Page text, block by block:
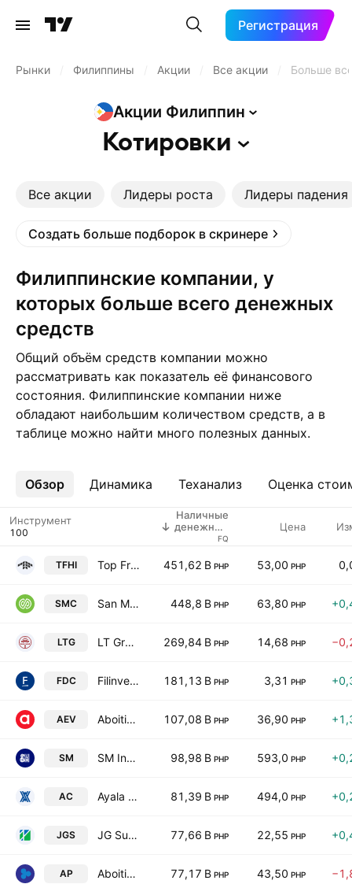
Регистрация
Рынки Филиппины Акции Все акции Больше
Акции Филиппин
Котировки
Все акции Лидеры роста Лидеры падения
Создать больше подборок в скринере
Филиппинские компании, у
которых больше всего денежных
средств
Общий объём средств компании можно
рассматривать как показатель её финансового
состояния. Филиппинские компании ниже
обладают наибольшим количеством средств, а в
таблице можно найти много полезных данных.
Обзор Динамика Теханализ Оценка
Ещё
Инструмент
Наличные
денежные
средства
FQ
Цена
TFHI Top Frontier Investment Holdings, Inc. 451,62 B PHP 53,00 PHP
SMC San Miguel Corporation 448,8 B PHP 63,80 PHP
LTG LT Group, Inc. 269,84 B PHP 14,68 PHP
FDC Filinvest Development Corporation 181,13 B PHP 3,31 PHP
AEV Aboitiz Equity Ventures Inc. 107,08 B PHP 36,90 PHP
SM SM Investments Corporation 98,98 B PHP 593,0 PHP
AC Ayala Corp. 81,39 B PHP 494,0 PHP
JGS JG Summit Holdings Inc. 77,66 B PHP 22,55 PHP
AP Aboitiz Power Corp. 77,17 B PHP 43,50 PHP